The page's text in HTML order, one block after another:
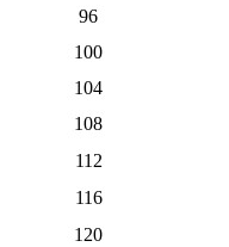
96
100
104
108
112
116
120